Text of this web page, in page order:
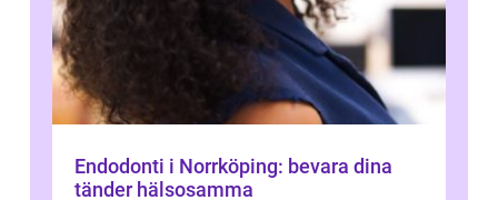
Endodonti i Norrköping: bevara dina
tänder hälsosamma